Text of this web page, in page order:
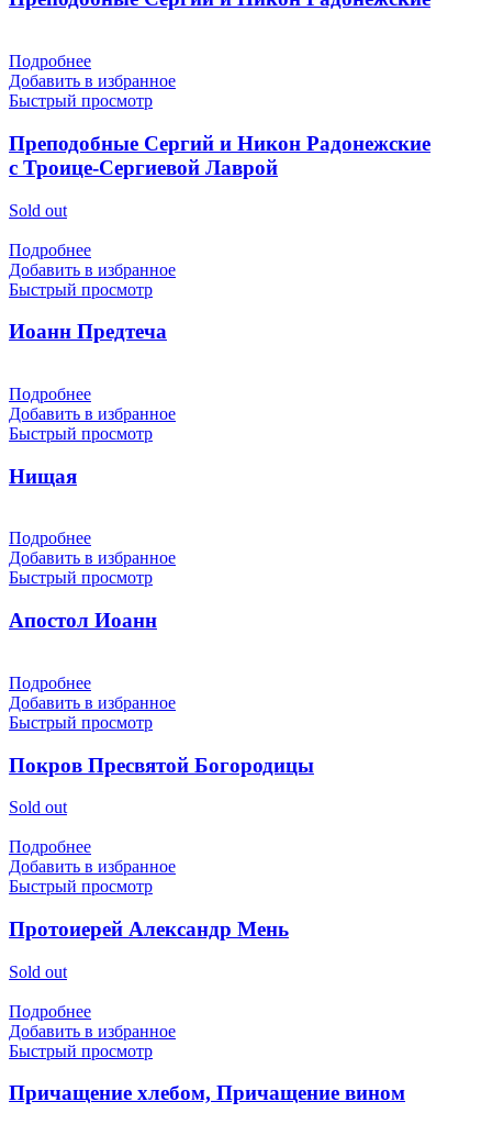
Подробнее
Добавить в избранное
Быстрый просмотр
Преподобные Сергий и Никон Радонежские
с Троице-Сергиевой Лаврой
Sold out
Подробнее
Добавить в избранное
Быстрый просмотр
Иоанн Предтеча
Подробнее
Добавить в избранное
Быстрый просмотр
Нищая
Подробнее
Добавить в избранное
Быстрый просмотр
Апостол Иоанн
Подробнее
Добавить в избранное
Быстрый просмотр
Покров Пресвятой Богородицы
Sold out
Подробнее
Добавить в избранное
Быстрый просмотр
Протоиерей Александр Мень
Sold out
Подробнее
Добавить в избранное
Быстрый просмотр
Причащение хлебом, Причащение вином